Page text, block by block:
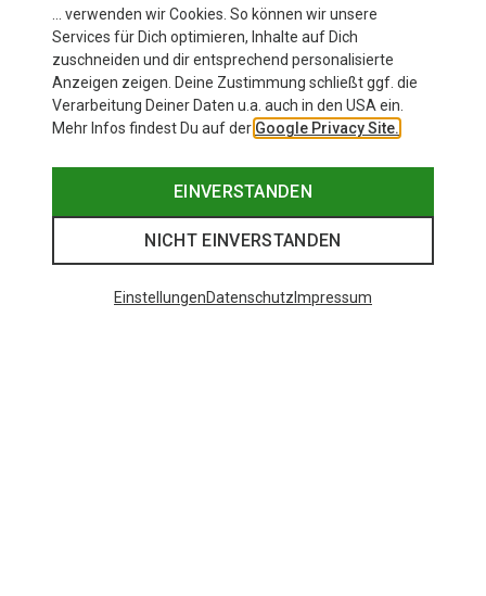
Herren Power Walker 4.2 Clima Schuhe
154,95 €
Meindl
Damen Brindisi Sandale
139,60 €
… verwenden wir Cookies. So können wir unsere
Services für Dich optimieren, Inhalte auf Dich
zuschneiden und dir entsprechend personalisierte
Anzeigen zeigen. Deine Zustimmung schließt ggf. die
Verarbeitung Deiner Daten u.a. auch in den USA ein.
Mehr Infos findest Du auf der Google Privacy Site.
EINVERSTANDEN
NICHT EINVERSTANDEN
EinstellungenDatenschutz Impressum